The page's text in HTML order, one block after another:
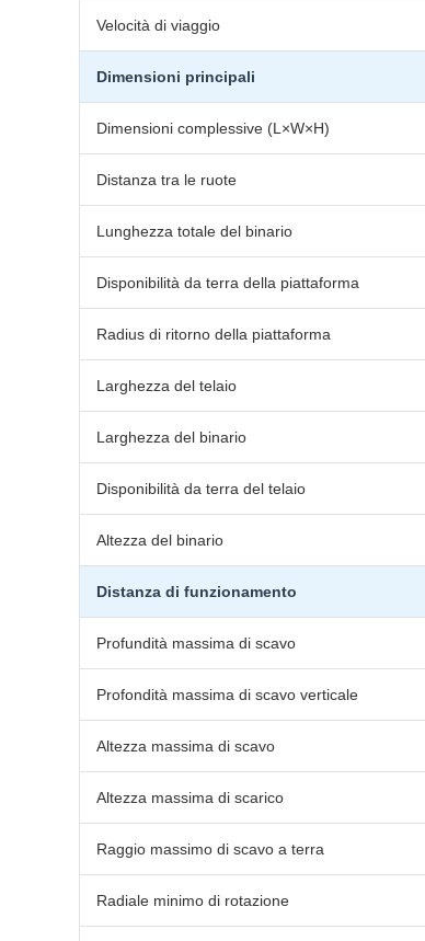
Velocità di viaggio
Dimensioni principali
Dimensioni complessive (L×W×H)
Distanza tra le ruote
Lunghezza totale del binario
Disponibilità da terra della piattaforma
Radius di ritorno della piattaforma
Larghezza del telaio
Larghezza del binario
Disponibilità da terra del telaio
Altezza del binario
Distanza di funzionamento
Profundità massima di scavo
Profondità massima di scavo verticale
Altezza massima di scavo
Altezza massima di scarico
Raggio massimo di scavo a terra
Radiale minimo di rotazione